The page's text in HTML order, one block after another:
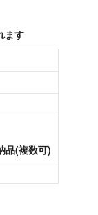
ます
品(複数可)